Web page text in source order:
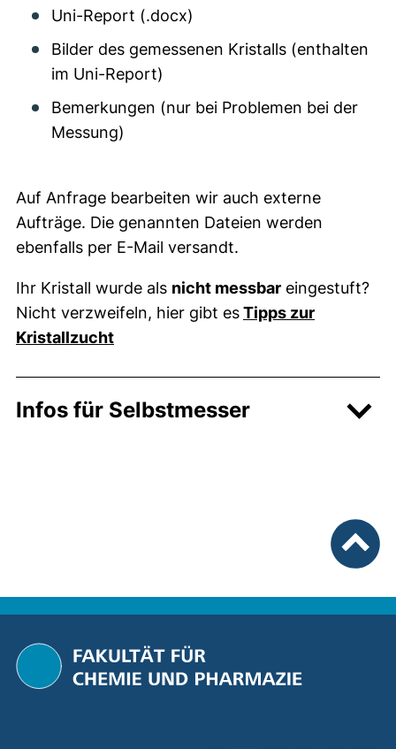
Uni-Report (.docx)
Bilder des gemessenen Kristalls (enthalten
im Uni-Report)
Bemerkungen (nur bei Problemen bei der
Messung)
Auf Anfrage bearbeiten wir auch externe
Aufträge. Die genannten Dateien werden
ebenfalls per E-Mail versandt.
Ihr Kristall wurde als nicht messbar eingestuft?
Nicht verzweifeln, hier gibt esTipps zur
Kristallzucht(externer Link, öffnet neues Fenster)
Infos für Selbstmesser